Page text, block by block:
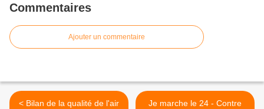
Commentaires
Ajouter un commentaire
< Bilan de la qualité de l'air
Je marche le 24 - Contre